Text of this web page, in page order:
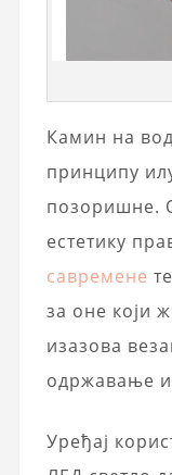
Камин на
принципу
позоришне.
естетику
савремене
за оне који
изазова
одржавање
Уређај